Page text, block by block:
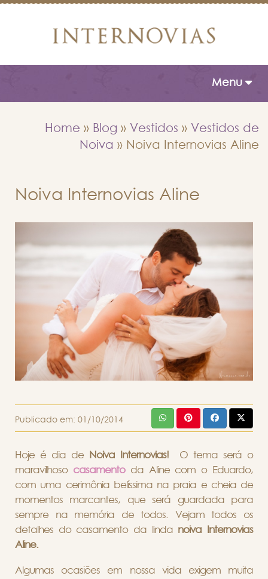
Toggle
Menu
Home » Blog » Vestidos » Vestidos de
Noiva » Noiva Internovias Aline
Noiva Internovias Aline
Publicado em: 01/10/2014
Hoje é dia de Noiva Internovias!
O tema será o
maravilhoso casamentoda Aline com o Eduardo,
com uma cerimônia belíssima na praia e cheia de
momentos marcantes, que será guardada para
sempre na memória de todos. Vejam todos os
detalhes do casamento da linda noiva Internovias
Aline.
Algumas ocasiões em nossa vida exigem muita